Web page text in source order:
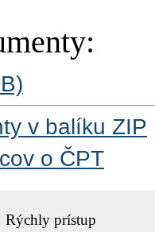
v balíku ZIP
o ČPT
Rýchly prístup